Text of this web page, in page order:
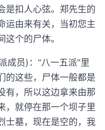
是扣人心弦。郑先生的
运由来有关，当初您主
个的尸体。
员)：“八一五派”里
的这些，尸体一般都是
有，所以这边拿来由那
，就停在那一个坝子里
士墓，现在是空的，我